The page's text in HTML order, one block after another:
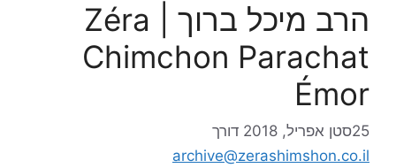
הרב מיכל ברוך | Zéra
Chimchon Parachat
Émor
25סטן אפריל, 2018
דורך
archive@zerashimshon.co.il